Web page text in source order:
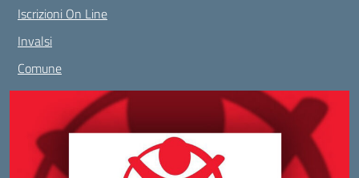
Iscrizioni On Line
Invalsi
Comune